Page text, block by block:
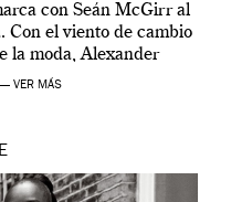
con Seán McGirr al
Con el viento de cambio
la moda, Alexander
para una […]
— VER MÁS